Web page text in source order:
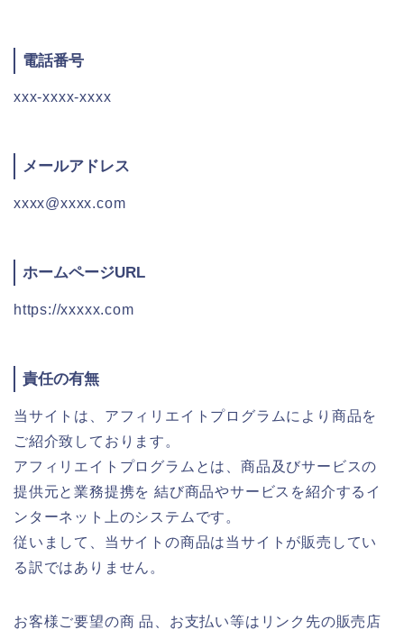
電話番号
xxx-xxxx-xxxx
メールアドレス
xxxx@xxxx.com
ホームページURL
https://xxxxx.com
責任の有無
当サイトは、アフィリエイトプログラムにより商品を
ご紹介致しております。
アフィリエイトプログラムとは、商品及びサービスの
提供元と業務提携を 結び商品やサービスを紹介するイ
ンターネット上のシステムです。
従いまして、当サイトの商品は当サイトが販売してい
る訳ではありません。
お客様ご要望の商 品、お支払い等はリンク先の販売店